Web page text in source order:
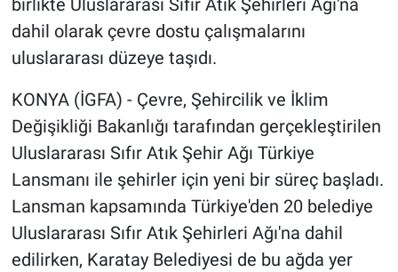
birlikte Uluslararası Sıfır Atık Şehirleri Ağı'na
dahil olarak çevre dostu çalışmalarını
uluslararası düzeye taşıdı.
KONYA (İGFA) - Çevre, Şehircilik ve İklim
Değişikliği Bakanlığı tarafından gerçekleştirilen
Uluslararası Sıfır Atık Şehir Ağı Türkiye
Lansmanı ile şehirler için yeni bir süreç başladı.
Lansman kapsamında Türkiye'den 20 belediye
Uluslararası Sıfır Atık Şehirleri Ağı'na dahil
edilirken, Karatay Belediyesi de bu ağda yer